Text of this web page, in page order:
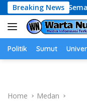
Skip
to
content
Breaking News
Semangat
Politik Sumut
Home Medan